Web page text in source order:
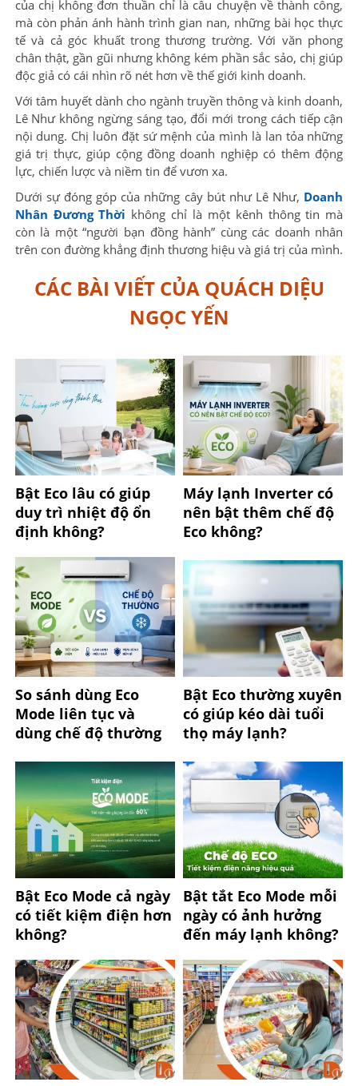
của chị không đơn thuần chỉ là câu chuyện về thành công,
mà còn phản ánh hành trình gian nan, những bài học thực
tế và cả góc khuất trong thương trường. Với văn phong
chân thật, gần gũi nhưng không kém phần sắc sảo, chị giúp
độc giả có cái nhìn rõ nét hơn về thế giới kinh doanh.
Với tâm huyết dành cho ngành truyền thông và kinh doanh,
Lê Như không ngừng sáng tạo, đổi mới trong cách tiếp cận
nội dung. Chị luôn đặt sứ mệnh của mình là lan tỏa những
giá trị thực, giúp cộng đồng doanh nghiệp có thêm động
lực, chiến lược và niềm tin để vươn xa.
Dưới sự đóng góp của những cây bút như Lê Như, Doanh
Nhân Đương Thời không chỉ là một kênh thông tin mà
còn là một “người bạn đồng hành” cùng các doanh nhân
trên con đường khẳng định thương hiệu và giá trị của mình.
CÁC BÀI VIẾT CỦA QUÁCH DIỆU
NGỌC YẾN
Bật Eco lâu có giúp
duy trì nhiệt độ ổn
định không?
Máy lạnh Inverter có
nên bật thêm chế độ
Eco không?
So sánh dùng Eco
Mode liên tục và
dùng chế độ thường
Bật Eco thường xuyên
có giúp kéo dài tuổi
thọ máy lạnh?
Bật Eco Mode cả ngày
có tiết kiệm điện hơn
không?
Bật tắt Eco Mode mỗi
ngày có ảnh hưởng
đến máy lạnh không?